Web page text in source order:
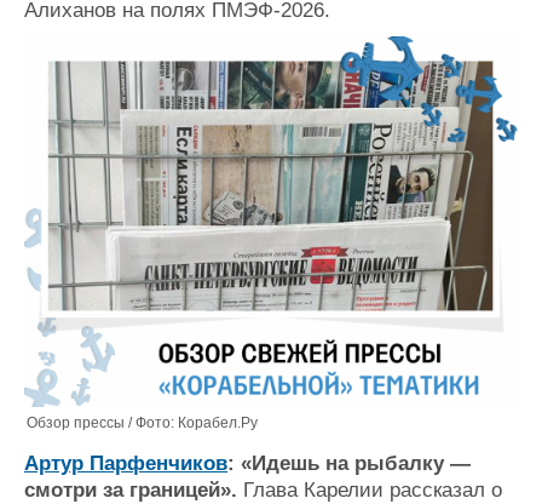
Алиханов на полях ПМЭФ-2026.
Обзор прессы / Фото: Корабел.Ру
Артур Парфенчиков: «Идешь на рыбалку —
смотри за границей». Глава Карелии рассказал о